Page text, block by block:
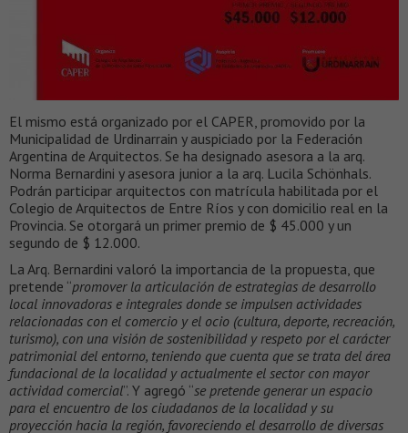
El mismo está organizado por el CAPER, promovido por la
Municipalidad de Urdinarrain y auspiciado por la Federación
Argentina de Arquitectos. Se ha designado asesora a la arq.
Norma Bernardini y asesora junior a la arq. Lucila Schönhals.
Podrán participar arquitectos con matrícula habilitada por el
Colegio de Arquitectos de Entre Ríos y con domicilio real en la
Provincia. Se otorgará un primer premio de $ 45.000 y un
segundo de $ 12.000.
La Arq. Bernardini valoró la importancia de la propuesta, que
pretende “promover la articulación de estrategias de desarrollo
local innovadoras e integrales donde se impulsen actividades
relacionadas con el comercio y el ocio (cultura, deporte, recreación,
turismo), con una visión de sostenibilidad y respeto por el carácter
patrimonial del entorno, teniendo que cuenta que se trata del área
fundacional de la localidad y actualmente el sector con mayor
actividad comercial”. Y agregó “se pretende generar un espacio
para el encuentro de los ciudadanos de la localidad y su
proyección hacia la región, favoreciendo el desarrollo de diversas